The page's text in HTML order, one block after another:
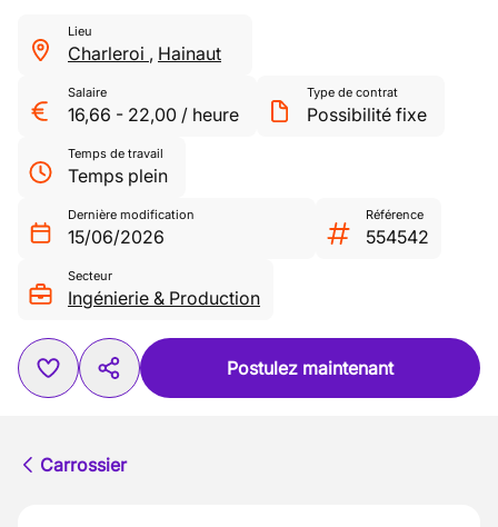
Lieu
Charleroi , Hainaut
Salaire
16,66 - 22,00 / heure
Type de contrat
Possibilité fixe
Temps de travail
Temps plein
Dernière modification
15/06/2026
Référence
554542
Secteur
Ingénierie & Production
Postulez maintenant
Carrossier